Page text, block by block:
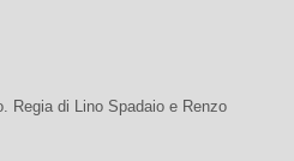
Regia di Lino Spadaio e Renzo